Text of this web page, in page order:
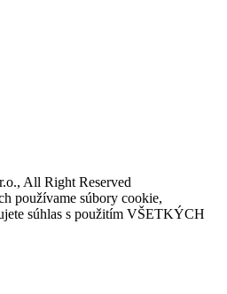
All Right Reserved
používame súbory cookie,
súhlas s použitím VŠETKÝCH